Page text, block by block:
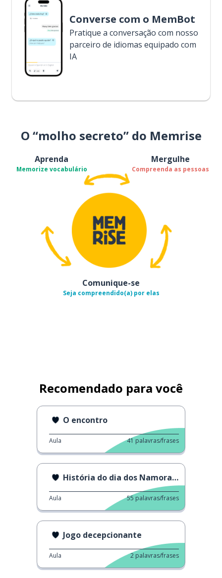
Converse com o MemBot
Pratique a conversação com nosso
parceiro de idiomas equipado com
IA
O “molho secreto” do Memrise
Aprenda
Memorize vocabulário
Mergulhe
Compreenda as pessoas
Comunique-se
Seja compreendido(a) por elas
Recomendado para você
O encontro
Aula 41 palavras/frases
História do dia dos Namorados
Aula 55 palavras/frases
Jogo decepcionante
Aula 2 palavras/frases